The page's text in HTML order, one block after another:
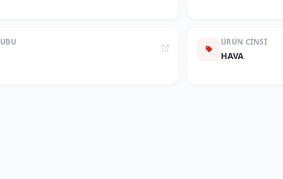
ÜRÜN CINSI
HAVA